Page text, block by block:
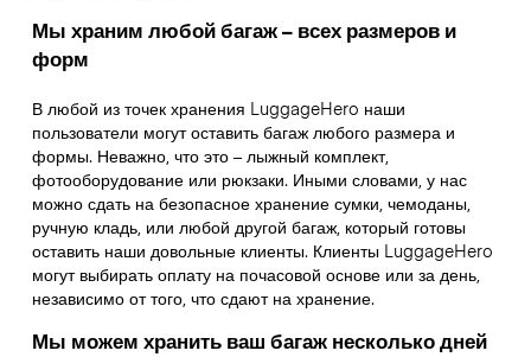
Мы храним любой багаж – всех размеров и
форм
В любой из точек хранения LuggageHero наши
пользователи могут оставить багаж любого размера и
формы. Неважно, что это – лыжный комплект,
фотооборудование или рюкзаки. Иными словами, у нас
можно сдать на безопасное хранение сумки, чемоданы,
ручную кладь, или любой другой багаж, который готовы
оставить наши довольные клиенты. Клиенты LuggageHero
могут выбирать оплату на почасовой основе или за день,
независимо от того, что сдают на хранение.
Мы можем хранить ваш багаж несколько дней